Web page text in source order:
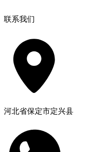
联系我们
河北省保定市定兴县